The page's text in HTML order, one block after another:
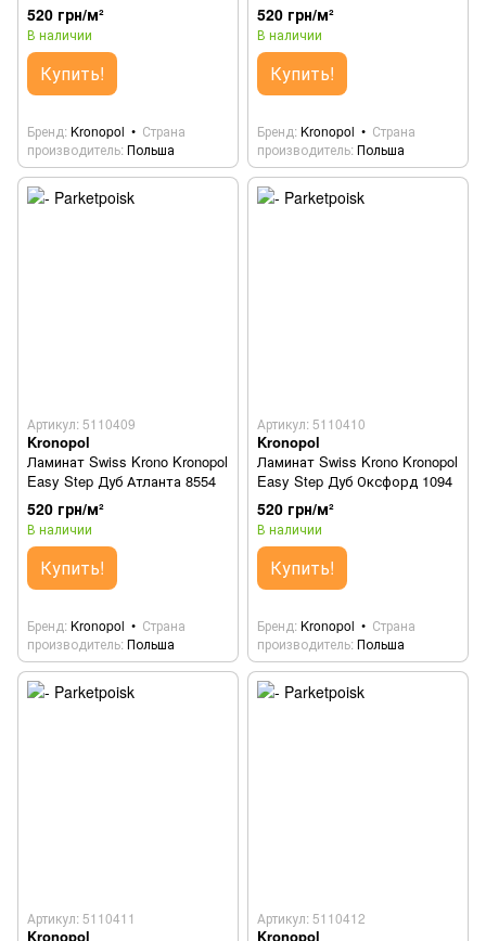
520 грн/м²
В наличии
Купить!
Бренд Kronopol
Страна
производитель Польша
520 грн/м²
В наличии
Купить!
Бренд Kronopol
Страна
производитель Польша
Артикул: 5110409
Kronopol
Ламинат Swiss Krono Kronopol
Easy Step Дуб Атланта 8554
520 грн/м²
В наличии
Купить!
Бренд Kronopol
Страна
производитель Польша
Артикул: 5110410
Kronopol
Ламинат Swiss Krono Kronopol
Easy Step Дуб Оксфорд 1094
520 грн/м²
В наличии
Купить!
Бренд Kronopol
Страна
производитель Польша
Артикул: 5110411
Kronopol
Артикул: 5110412
Kronopol